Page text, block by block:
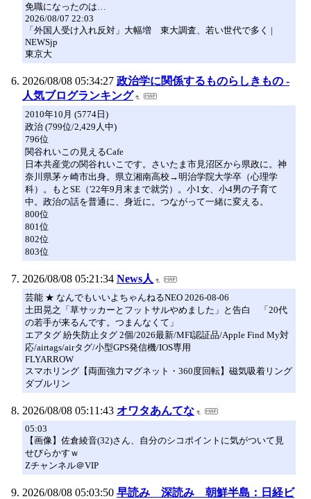
免職になったのは…
2026/08/07 22:03
「外国人受け入れ反対」大幅増 東大調査、若い世代で多く |
NEWSjp
東京大
2026/08/08 05:34:27 政治学に関係するものらしきもの -
人気ブログランキング
2010年10月 (5774日)
政治 (799位/2,429人中)
796位
関谷れいこの見えるCafe
日本共産党の関谷れいこです。さいたま市見沼区から県政に。神
奈川県茅ヶ崎市出身。県立湘南高校→明治学院大学卒（心理学
科）。もとSE（'22年9月末まで就労）。小1女、小4男の子育て
中。政治の話を普通に、身近に。つながって一緒に変える。
800位
801位
802位
803位
2026/08/08 05:21:34 News人
芸能 ★ なんでもいいよちゃんねるNEO 2026-08-06
土田晃之「草サッカーとフットサルやめました」と告白 「20代
の若手が来るんです。つまんなくて」
エアタグ 紛失防止タグ 2個/2026最新/MFI認証品/Apple Find My対
応/airtags/airタグ/小型GPS発信機/IOS専用
FLYARROW
スマホリング【両面強力マグネット・360度回転】磁気吸着リング
ダブルリン
2026/08/08 05:11:43 オワタあんてな
05:03
【画像】佐倉綾音(32)さん、自分のシコポイントに気がついて見
せびらかすｗ
Zチャンネル＠VIP
2026/08/08 05:03:50 早読み 深読み 朝鮮半島：日経ビ